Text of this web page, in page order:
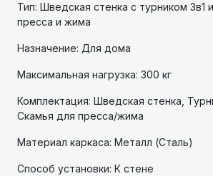
Тип: Шведская стенка с турником 3в1
пресса и жима
Назначение: Для дома
Максимальная нагрузка: 300 кг
Комплектация: Шведская стенка,
Скамья для пресса/жима
Материал каркаса: Металл (Сталь)
Способ установки: К стене